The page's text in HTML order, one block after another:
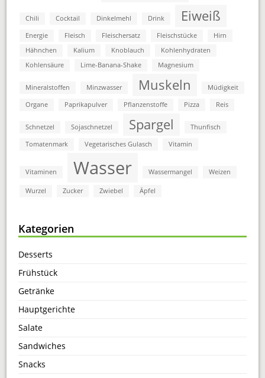
Chili Cocktail Dinkelmehl Drink Eiweiß
Energie Fleisch Fleischersatz Fleischstücke
Hirn
Hähnchen
Kalium Knoblauch
Kohlenhydraten
Kohlensäure
Lime-Banana-Shake Magnesium
Mineralstoffen Minzwasser Muskeln Müdigkeit
Organe Paprikapulver Pflanzenstoffe Pizza Reis
Schnetzel Sojaschnetzel Spargel Thunfisch
Tomatenmark Vegetarisches Gulasch Vitamin
Vitaminen Wasser Wassermangel Weizen
Wurzel Zucker Zwiebel Äpfel
Kategorien
Desserts
Frühstück
Getränke
Hauptgerichte
Salate
Sandwiches
Snacks